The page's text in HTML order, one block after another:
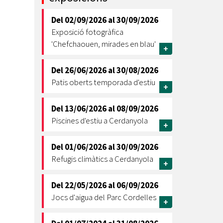
Ètica i Integritat
Retiment de Comptes
Accés a Informació Pública
Dades Obertes
Catàleg de Serveis i Tràmits
Equipaments
Mercats Municipals
Webs Municipals
Del02/09/2026al30/09/2026
Exposició fotogràfica
'Chefchaouen, mirades en blau'
+
Del26/06/2026al30/08/2026
Patis oberts temporada d'estiu
+
Del13/06/2026al08/09/2026
Piscines d'estiu a Cerdanyola
+
Del01/06/2026al30/09/2026
Refugis climàtics a Cerdanyola
+
Del22/05/2026al06/09/2026
Jocs d'aigua del Parc Cordelles
+